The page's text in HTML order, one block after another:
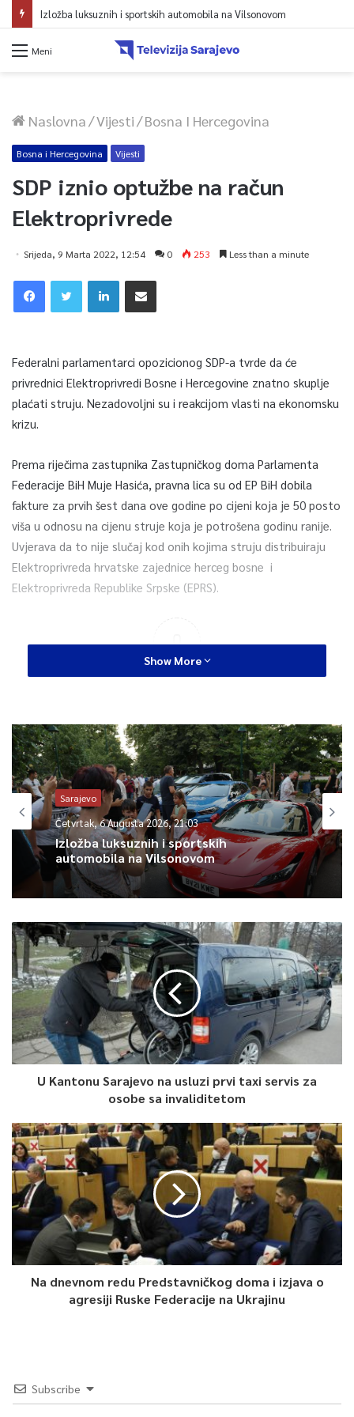
Izložba luksuznih i sportskih automobila na Vilsonovom
Meni
Naslovna/Vijesti/Bosna I Hercegovina
Bosna i Hercegovina Vijesti
SDP iznio optužbe na račun
Elektroprivrede
Srijeda, 9 Marta 2022, 12:54 0 253 Less than a minute
Federalni parlamentarci opozicionog SDP-a tvrde da će
privrednici Elektroprivredi Bosne i Hercegovine znatno skuplje
plaćati struju. Nezadovoljni su i reakcijom vlasti na ekonomsku
krizu.
Prema riječima zastupnika Zastupničkog doma Parlamenta
Federacije BiH Muje Hasića, pravna lica su od EP BiH dobila
fakture za prvih šest dana ove godine po cijeni koja je 50 posto
viša u odnosu na cijenu struje koja je potrošena godinu ranije.
Uvjerava da to nije slučaj kod onih kojima struju distribuiraju
Elektroprivreda hrvatske zajednice herceg bosne i
Elektroprivreda Republike Srpske (EPRS).
0
Article Rating
Show More
Sarajevo
Četvrtak, 6 Augusta 2026, 21:03
Izložba luksuznih i sportskih
automobila na Vilsonovom
U Kantonu Sarajevo na usluzi prvi taxi servis za
osobe sa invaliditetom
Na dnevnom redu Predstavničkog doma i izjava o
agresiji Ruske Federacije na Ukrajinu
Subscribe